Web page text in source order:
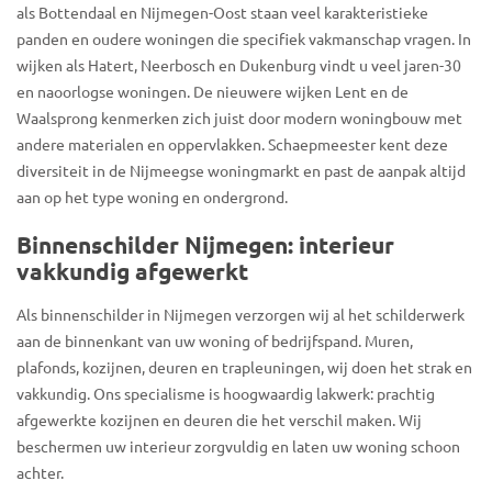
als Bottendaal en Nijmegen-Oost staan veel karakteristieke
panden en oudere woningen die specifiek vakmanschap vragen. In
wijken als Hatert, Neerbosch en Dukenburg vindt u veel jaren-30
en naoorlogse woningen. De nieuwere wijken Lent en de
Waalsprong kenmerken zich juist door modern woningbouw met
andere materialen en oppervlakken. Schaepmeester kent deze
diversiteit in de Nijmeegse woningmarkt en past de aanpak altijd
aan op het type woning en ondergrond.
Binnenschilder Nijmegen: interieur
vakkundig afgewerkt
Als binnenschilder in Nijmegen verzorgen wij al het schilderwerk
aan de binnenkant van uw woning of bedrijfspand. Muren,
plafonds, kozijnen, deuren en trapleuningen, wij doen het strak en
vakkundig. Ons specialisme is hoogwaardig lakwerk: prachtig
afgewerkte kozijnen en deuren die het verschil maken. Wij
beschermen uw interieur zorgvuldig en laten uw woning schoon
achter.